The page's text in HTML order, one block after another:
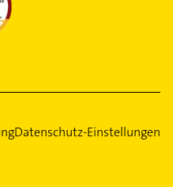
Datenschutz-Einstellungen